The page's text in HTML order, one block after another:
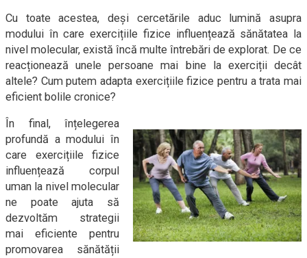
Cu toate acestea, deși cercetările aduc lumină asupra
modului în care exercițiile fizice influențează sănătatea la
nivel molecular, există încă multe întrebări de explorat. De ce
reacționează unele persoane mai bine la exerciții decât
altele? Cum putem adapta exercițiile fizice pentru a trata mai
eficient bolile cronice?
În final, înțelegerea
profundă a modului în
care exercițiile fizice
influențează corpul
uman la nivel molecular
ne poate ajuta să
dezvoltăm strategii
mai eficiente pentru
promovarea sănătății